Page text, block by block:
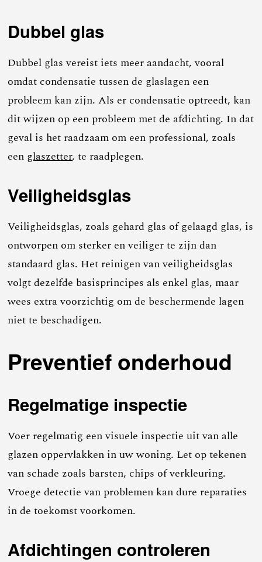
Dubbel glas
Dubbel glas vereist iets meer aandacht, vooral
omdat condensatie tussen de glaslagen een
probleem kan zijn. Als er condensatie optreedt, kan
dit wijzen op een probleem met de afdichting. In dat
geval is het raadzaam om een professional, zoals
een glaszetter, te raadplegen.
Veiligheidsglas
Veiligheidsglas, zoals gehard glas of gelaagd glas, is
ontworpen om sterker en veiliger te zijn dan
standaard glas. Het reinigen van veiligheidsglas
volgt dezelfde basisprincipes als enkel glas, maar
wees extra voorzichtig om de beschermende lagen
niet te beschadigen.
Preventief onderhoud
Regelmatige inspectie
Voer regelmatig een visuele inspectie uit van alle
glazen oppervlakken in uw woning. Let op tekenen
van schade zoals barsten, chips of verkleuring.
Vroege detectie van problemen kan dure reparaties
in de toekomst voorkomen.
Afdichtingen controleren